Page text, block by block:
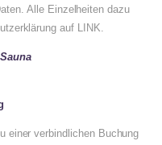
Alle Einzelheiten dazu
auf LINK.
einer verbindlichen Buchung